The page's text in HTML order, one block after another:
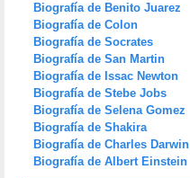
Biografía de Benito Juarez
Biografía de Colon
Biografía de Socrates
Biografía de San Martin
Biografía de Issac Newton
Biografía de Stebe Jobs
Biografía de Selena Gomez
Biografía de Shakira
Biografía de Charles Darwin
Biografía de Albert Einstein